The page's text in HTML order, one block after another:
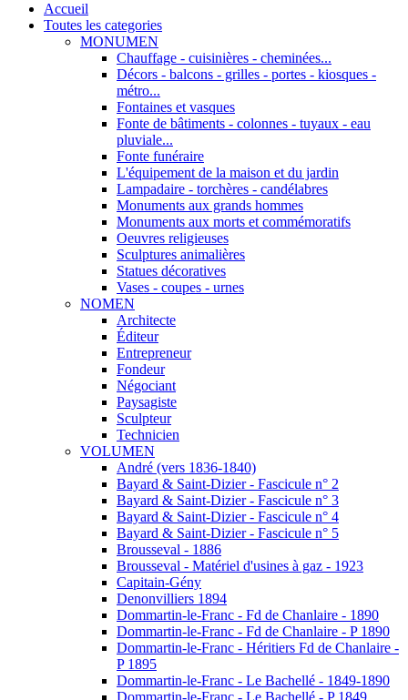
Accueil
Toutes les categories
MONUMEN
Chauffage - cuisinières - cheminées...
Décors - balcons - grilles - portes - kiosques -
métro...
Fontaines et vasques
Fonte de bâtiments - colonnes - tuyaux - eau
pluviale...
Fonte funéraire
L'équipement de la maison et du jardin
Lampadaire - torchères - candélabres
Monuments aux grands hommes
Monuments aux morts et commémoratifs
Oeuvres religieuses
Sculptures animalières
Statues décoratives
Vases - coupes - urnes
NOMEN
Architecte
Éditeur
Entrepreneur
Fondeur
Négociant
Paysagiste
Sculpteur
Technicien
VOLUMEN
André (vers 1836-1840)
Bayard & Saint-Dizier - Fascicule n° 2
Bayard & Saint-Dizier - Fascicule n° 3
Bayard & Saint-Dizier - Fascicule n° 4
Bayard & Saint-Dizier - Fascicule n° 5
Brousseval - 1886
Brousseval - Matériel d'usines à gaz - 1923
Capitain-Gény
Denonvilliers 1894
Dommartin-le-Franc - Fd de Chanlaire - 1890
Dommartin-le-Franc - Fd de Chanlaire - P 1890
Dommartin-le-Franc - Héritiers Fd de Chanlaire -
P 1895
Dommartin-le-Franc - Le Bachellé - 1849-1890
Dommartin-le-Franc - Le Bachellé - P 1849